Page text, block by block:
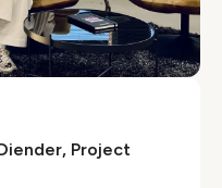
Project